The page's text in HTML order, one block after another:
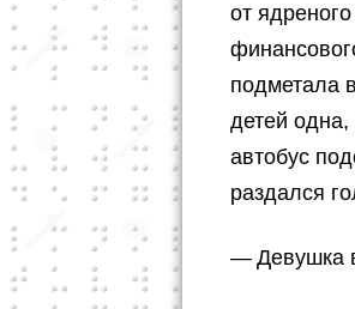
от
подметала
детей
автобус
раздался
— Девушка